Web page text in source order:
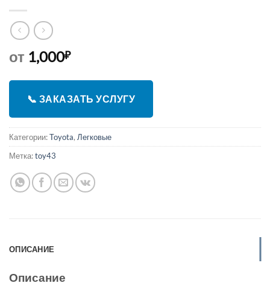
от 1,000₽
📞 ЗАКАЗАТЬ УСЛУГУ
Категории:Toyota, Легковые
Метка:toy43
ОПИСАНИЕ
Описание